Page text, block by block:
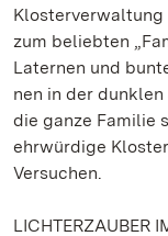
Klosterverwaltung
zum beliebten
Laternen und
nen in der
die ganze Familie
ehrwürdige
Versuchen.
LICHTERZAUBER